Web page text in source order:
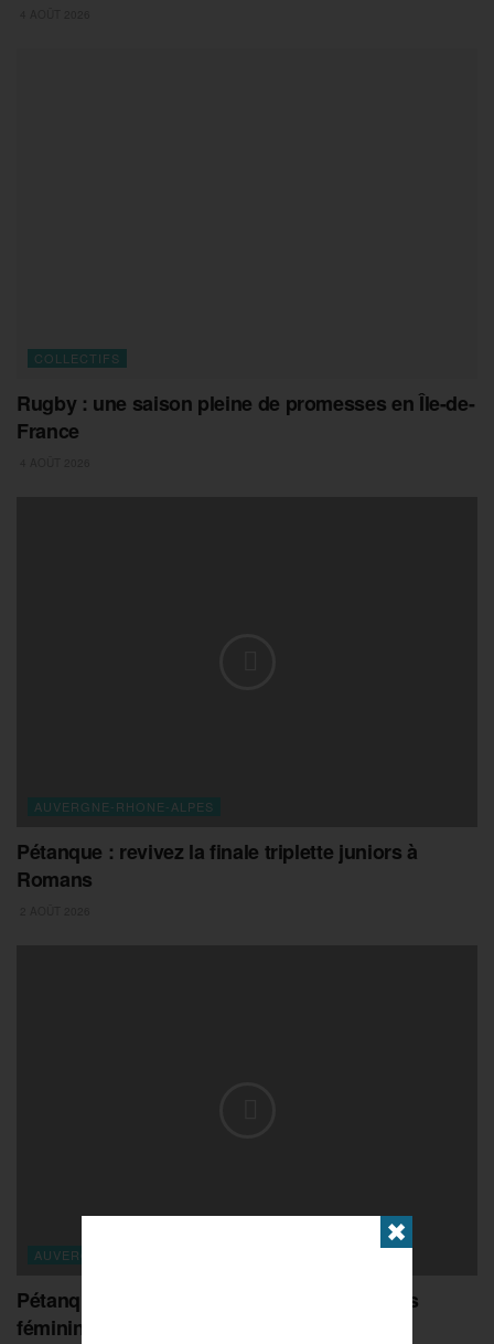
COLLECTIFS
Rugby : une saison pleine de promesses en Île-de-
France
AUVERGNE-RHONE-ALPES
Pétanque : revivez la finale triplette juniors à
Romans
AUVERGNE-RHONE-ALPES
Pétanque : revivez la finale doublette juniors
féminines à Romans
✖